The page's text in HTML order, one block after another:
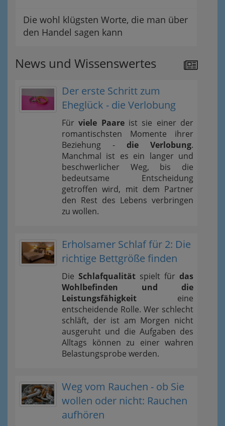
Die wohl klügsten Worte, die man über
den Handel sagen kann
News und Wissenswertes
Der erste Schritt zum
Eheglück - die Verlobung
Fürviele Paareist sie einer der
romantischsten Momente ihrer
Beziehung - die Verlobung.
Manchmal ist es ein langer und
beschwerlicher Weg, bis die
bedeutsame Entscheidung
getroffen wird, mit dem Partner
den Rest des Lebens verbringen
zu wollen.
Erholsamer Schlaf für 2: Die
richtige Bettgröße finden
Die Schlafqualität spielt für das
Wohlbefinden und die
Leistungsfähigkeit eine
entscheidende Rolle. Wer schlecht
schläft, der ist am Morgen nicht
ausgeruht und die Aufgaben des
Alltags können zu einer wahren
Belastungsprobe werden.
Weg vom Rauchen - ob Sie
wollen oder nicht: Rauchen
aufhören